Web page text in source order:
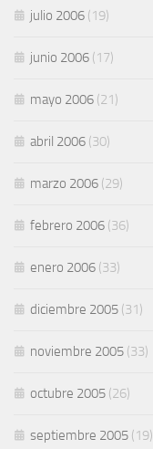
julio 2006 (19)
junio 2006 (17)
mayo 2006 (21)
abril 2006 (30)
marzo 2006 (29)
febrero 2006 (36)
enero 2006 (33)
diciembre 2005 (31)
noviembre 2005 (33)
octubre 2005 (26)
septiembre 2005 (19)